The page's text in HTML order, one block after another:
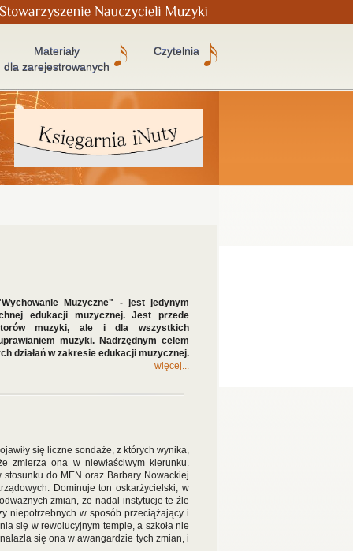
Materiały
dla zarejestrowanych
Czytelnia
Muzyczne" - jest jedynym
edukacji muzycznej. Jest przede
muzyki, ale i dla wszystkich
muzyki. Nadrzędnym celem
działań w zakresie edukacji muzycznej.
więcej...
się liczne sondaże, z których wynika,
zmierza ona w niewłaściwym kierunku.
do MEN oraz Barbary Nowackiej
Dominuje ton oskarżycielski, w
zmian, że nadal instytucje te źle
niepotrzebnych w sposób przeciążający i
się w rewolucyjnym tempie, a szkoła nie
się ona w awangardzie tych zmian, i